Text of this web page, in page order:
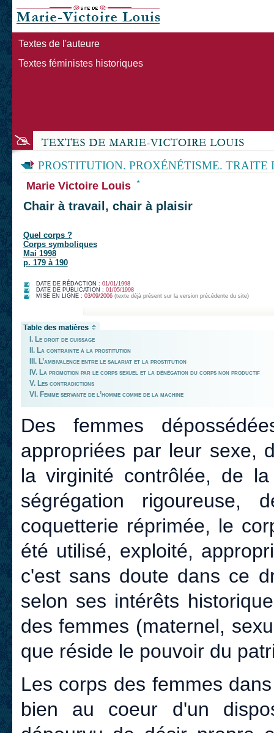
Textes de l'auteure
Textes féministes historiques
PROSTITUTION. PROXÉNÉTISME. TRAITE
Marie Victoire Louis *
Chair à travail, chair à plaisir
Quel corps ?
Corps symboliques
Mai 1998
p. 179 à 190
DATE DE RÉDACTION : 01/01/1998
DATE DE PUBLICATION : 01/05/1998
MISE EN LIGNE : 03/09/2006(texte déjà présent sur la version précédente du site)
I. Le droit de cuissage
II. La contrainte à la prostitution
III. L’ambivalence entre le salariat et la prostitution
IV. La promotion par le corps sexuel et la dénégation du corps non productif
V. Les contradictions
VI. Femme servante de l’homme comme de la machine
Des femmes
appropriées par leur sexe,
la virginité contrôlée, de
ségrégation
coquetterie réprimée, le
été utilisé, exploité,
c'est sans doute dans ce
selon ses intérêts
des femmes (maternel,
que réside le pouvoir du
Les corps des femmes
bien au coeur d'un